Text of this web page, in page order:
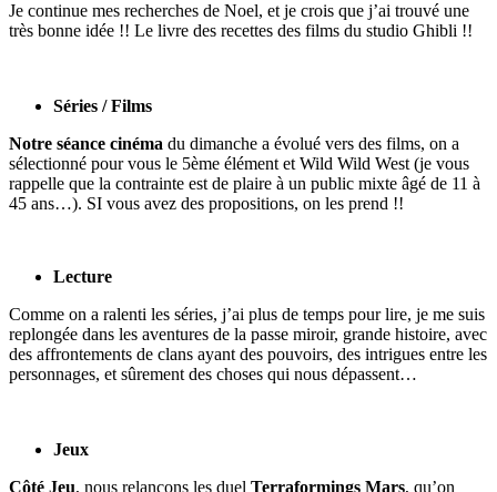
Je continue mes recherches de Noel, et je crois que j’ai trouvé une
très bonne idée !! Le livre des recettes des films du studio Ghibli !!
Séries / Films
Notre séance cinéma du dimanche a évolué vers des films, on a
sélectionné pour vous le 5ème élément et Wild Wild West (je vous
rappelle que la contrainte est de plaire à un public mixte âgé de 11 à
45 ans…). SI vous avez des propositions, on les prend !!
Lecture
Comme on a ralenti les séries, j’ai plus de temps pour lire, je me suis
replongée dans les aventures de la passe miroir, grande histoire, avec
des affrontements de clans ayant des pouvoirs, des intrigues entre les
personnages, et sûrement des choses qui nous dépassent…
Jeux
Côté Jeu, nous relançons les duel Terraformings Mars, qu’on